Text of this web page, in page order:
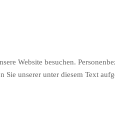
Website besuchen.
unserer unter diesem Text